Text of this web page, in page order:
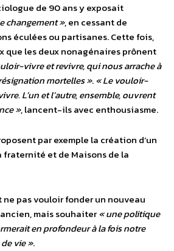
de 90 ans y exposait
changement », en cessant de
éculées ou partisanes. Cette fois,
que les deux nonagénaires prônent
vivre et revivre, qui nous arrache à
mortelles ».« Le vouloir-
L’un et l’autre, ensemble, ouvrent
», lancent-ils avec enthousiasme.
par exemple la création d’un
fraternité et de Maisons de la
ne pas vouloir fonder un nouveau
mais souhaiter« une politique
en profondeur à la fois notre
vie ».